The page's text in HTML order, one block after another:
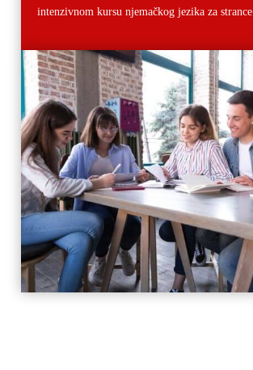
intenzivnom kursu njemačkog jezika za strance.